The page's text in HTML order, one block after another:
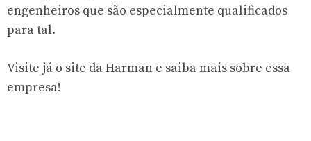
engenheiros que são especialmente qualificados
para tal.
Visite já o site da Harman e saiba mais sobre essa
empresa!